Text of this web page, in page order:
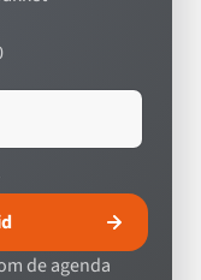
de agenda